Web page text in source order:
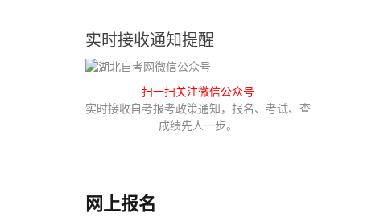
实时接收通知提醒
扫一扫关注微信公众号
实时接收自考报考政策通知，报名、考试、查
成绩先人一步。
网上报名